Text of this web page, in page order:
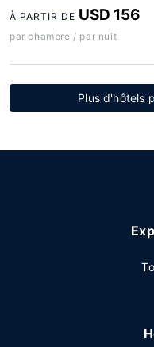
À PARTIR DE USD 156
par chambre / par nuit
Plus d'hôtels